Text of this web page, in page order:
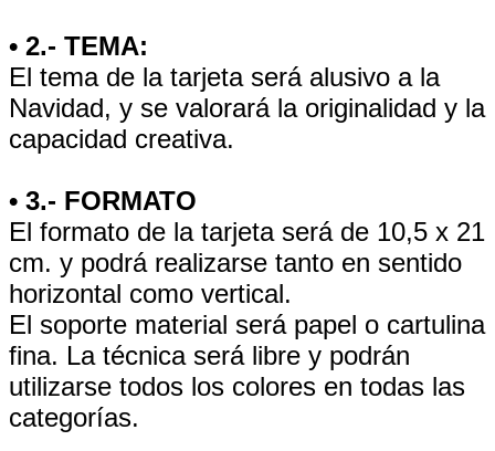
• 2.- TEMA:
El tema de la tarjeta será alusivo a la
Navidad, y se valorará la originalidad y la
capacidad creativa.
• 3.- FORMATO
El formato de la tarjeta será de 10,5 x 21
cm. y podrá realizarse tanto en sentido
horizontal como vertical.
El soporte material será papel o cartulina
fina. La técnica será libre y podrán
utilizarse todos los colores en todas las
categorías.